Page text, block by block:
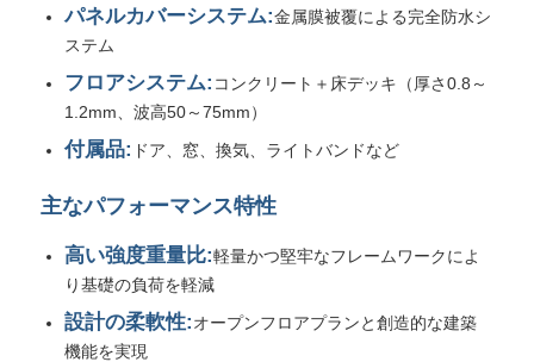
引金 を 求め て ください
プレハブ鋼構造
鋼構造倉庫
スチール構造ワークショップ
鋼構造の建物
パネルカバーシステム:金属膜被覆による完全防水シ
ステム
フロアシステム: コンクリート＋床デッキ（厚さ0.8～
1.2mm、波高50～75mm）
付属品: ドア、窓、換気、ライトバンドなど
主なパフォーマンス特性
高い強度重量比:軽量かつ堅牢なフレームワークによ
り基礎の負荷を軽減
設計の柔軟性:オープンフロアプランと創造的な建築
機能を実現